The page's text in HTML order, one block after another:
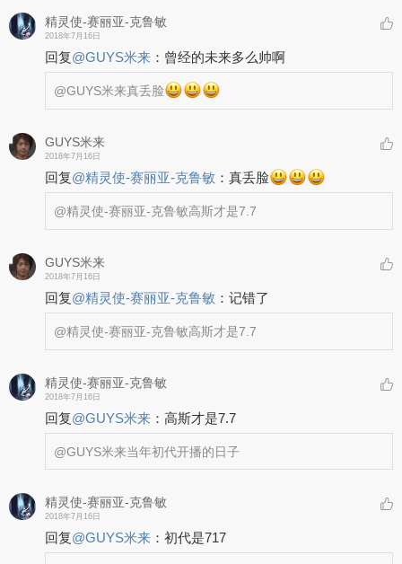
精灵使-赛丽亚-克鲁敏
2018年7月16日
回复@GUYS米来 ： 曾经的未来多么帅啊
@GUYS米来真丢脸
GUYS米来
2018年7月16日
回复@精灵使-赛丽亚-克鲁敏 ： 真丢脸
@精灵使-赛丽亚-克鲁敏高斯才是7.7
GUYS米来
2018年7月16日
回复@精灵使-赛丽亚-克鲁敏 ： 记错了
@精灵使-赛丽亚-克鲁敏高斯才是7.7
精灵使-赛丽亚-克鲁敏
2018年7月16日
回复@GUYS米来 ： 高斯才是7.7
@GUYS米来当年初代开播的日子
精灵使-赛丽亚-克鲁敏
2018年7月16日
回复@GUYS米来 ： 初代是717